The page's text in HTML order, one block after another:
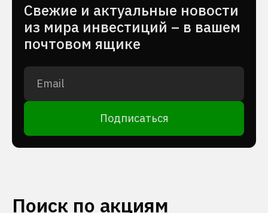
Cвежие и актуальные новости
из мира инвестиций – в вашем
почтовом ящике
Подписаться
Поиск по акциям